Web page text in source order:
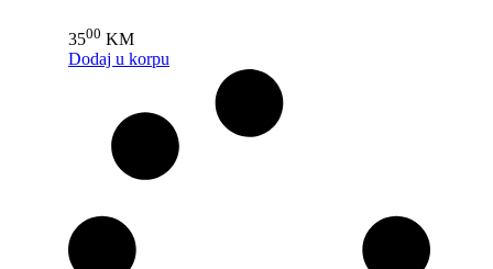
3500 KM
Dodaj u korpu